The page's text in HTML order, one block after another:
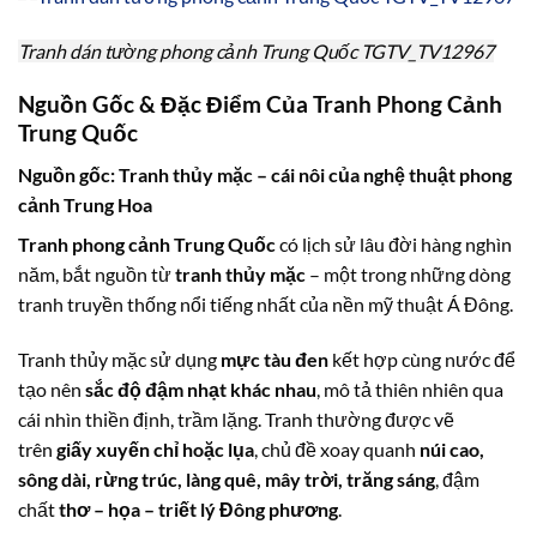
Tranh dán tường phong cảnh Trung Quốc TGTV_TV12967
Nguồn Gốc & Đặc Điểm Của Tranh Phong Cảnh
Trung Quốc
Nguồn gốc: Tranh thủy mặc – cái nôi của nghệ thuật phong
cảnh Trung Hoa
Tranh phong cảnh Trung Quốccó lịch sử lâu đời hàng nghìn
năm, bắt nguồn từtranh thủy mặc – một trong những dòng
tranh truyền thống nổi tiếng nhất của nền mỹ thuật Á Đông.
Tranh thủy mặc sử dụng mực tàu đen kết hợp cùng nước để
tạo nên sắc độ đậm nhạt khác nhau, mô tả thiên nhiên qua
cái nhìn thiền định, trầm lặng. Tranh thường được vẽ
trên giấy xuyến chỉ hoặc lụa, chủ đề xoay quanh núi cao,
sông dài, rừng trúc, làng quê, mây trời, trăng sáng, đậm
chấtthơ – họa – triết lý Đông phương.